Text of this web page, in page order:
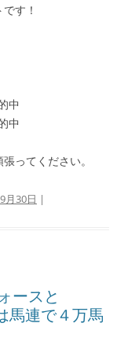
す！
てください。
月30日 |
ースと
馬連で４万馬